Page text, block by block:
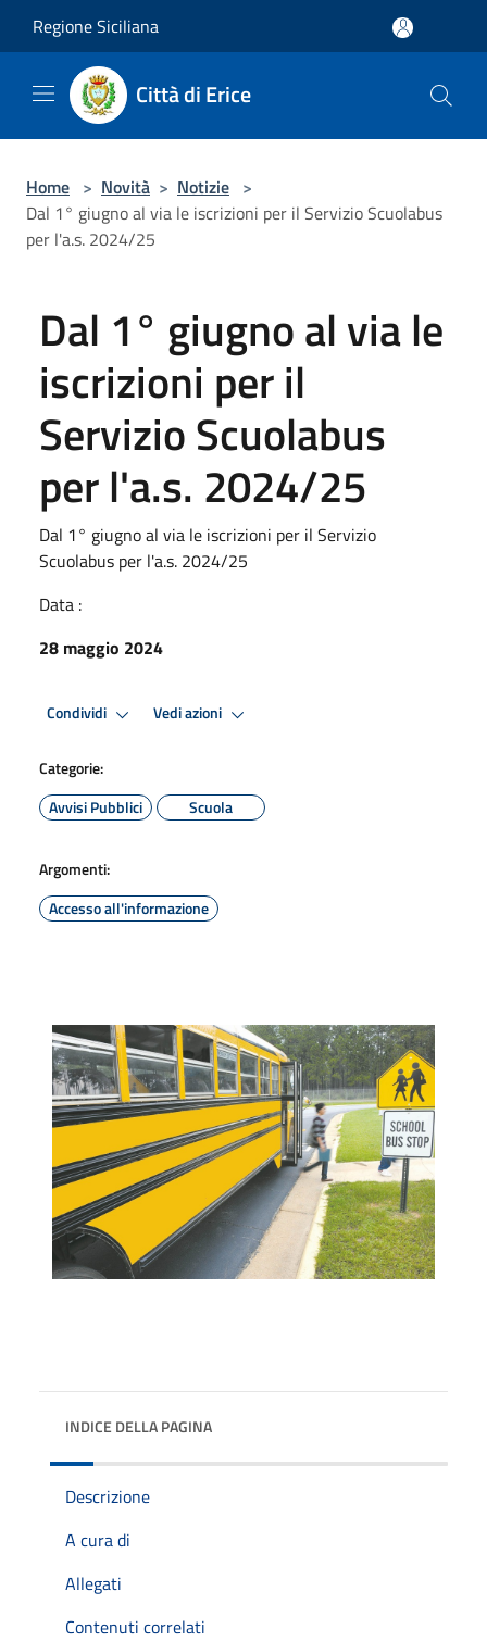
Regione Siciliana
Città di Erice
Home > Novità > Notizie >
Dal 1° giugno al via le iscrizioni per il Servizio Scuolabus
per l'a.s. 2024/25
Dal 1° giugno al via le
iscrizioni per il
Servizio Scuolabus
per l'a.s. 2024/25
Dal 1° giugno al via le iscrizioni per il Servizio
Scuolabus per l'a.s. 2024/25
Data :
28 maggio 2024
Condividi Vedi azioni
Categorie:
Avvisi Pubblici
Scuola
Argomenti:
Accesso all'informazione
INDICE DELLA PAGINA
Descrizione
A cura di
Allegati
Contenuti correlati